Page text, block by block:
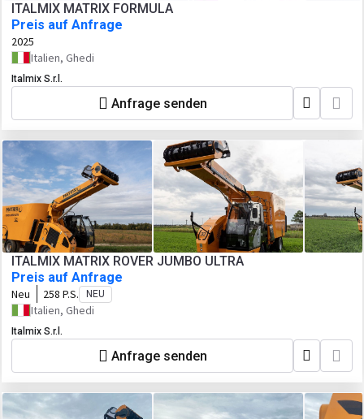
ITALMIX MATRIX FORMULA
Preis auf Anfrage
2025
Italien, Ghedi
Italmix S.r.l.
Anfrage senden
ITALMIX MATRIX ROVER JUMBO ULTRA
Preis auf Anfrage
Neu 258 P.S. NEU
Italien, Ghedi
Italmix S.r.l.
Anfrage senden